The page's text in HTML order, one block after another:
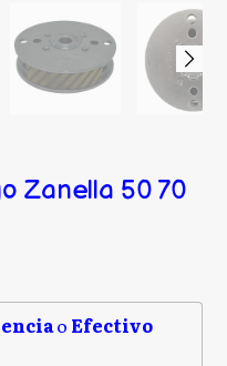
Zanella 50 70
o Efectivo